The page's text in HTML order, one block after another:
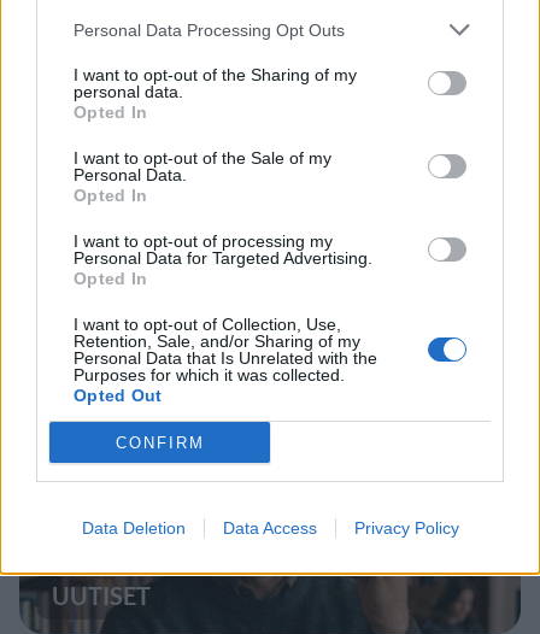
Personal Data Processing Opt Outs
I want to opt-out of the Sharing of my
personal data.
Opted In
I want to opt-out of the Sale of my
Personal Data.
Opted In
I want to opt-out of processing my
Personal Data for Targeted Advertising.
Opted In
I want to opt-out of Collection, Use,
Retention, Sale, and/or Sharing of my
Personal Data that Is Unrelated with the
Purposes for which it was collected.
Opted Out
CONFIRM
Data Deletion Data Access Privacy Policy
Staran luetuimmat
1
UUTISET